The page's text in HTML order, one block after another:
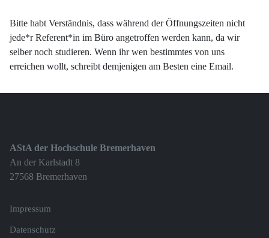
Bitte habt Verständnis, dass während der Öffnungszeiten nicht
jede*r Referent*in im Büro angetroffen werden kann, da wir
selber noch studieren. Wenn ihr wen bestimmtes von uns
erreichen wollt, schreibt demjenigen am Besten eine Email.
AStA der Hochschule Bremerhaven
An der Karlstadt 8
27568 Bremerhaven
Impressum
Datenschutz